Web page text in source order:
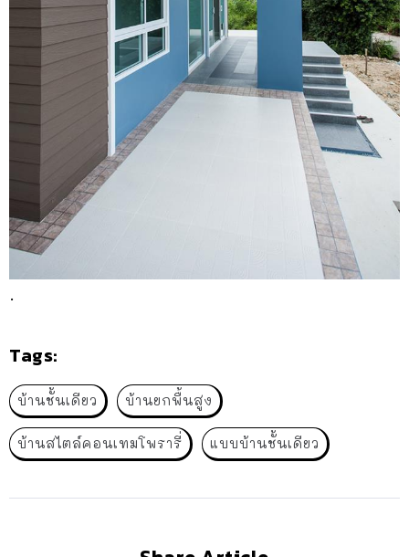
.
Tags:
บ้านชั้นเดียว บ้านยกพื้นสูง
บ้านสไตล์คอนเทมโพรารี่ แบบบ้านชั้นเดียว